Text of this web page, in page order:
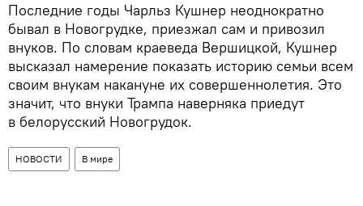
Последние годы Чарльз Кушнер неоднократно
бывал в Новогрудке, приезжал сам и привозил
внуков. По словам краеведа Вершицкой, Кушнер
высказал намерение показать историю семьи всем
своим внукам накануне их совершеннолетия. Это
значит, что внуки Трампа наверняка приедут
в белорусский Новогрудок.
НОВОСТИ В мире